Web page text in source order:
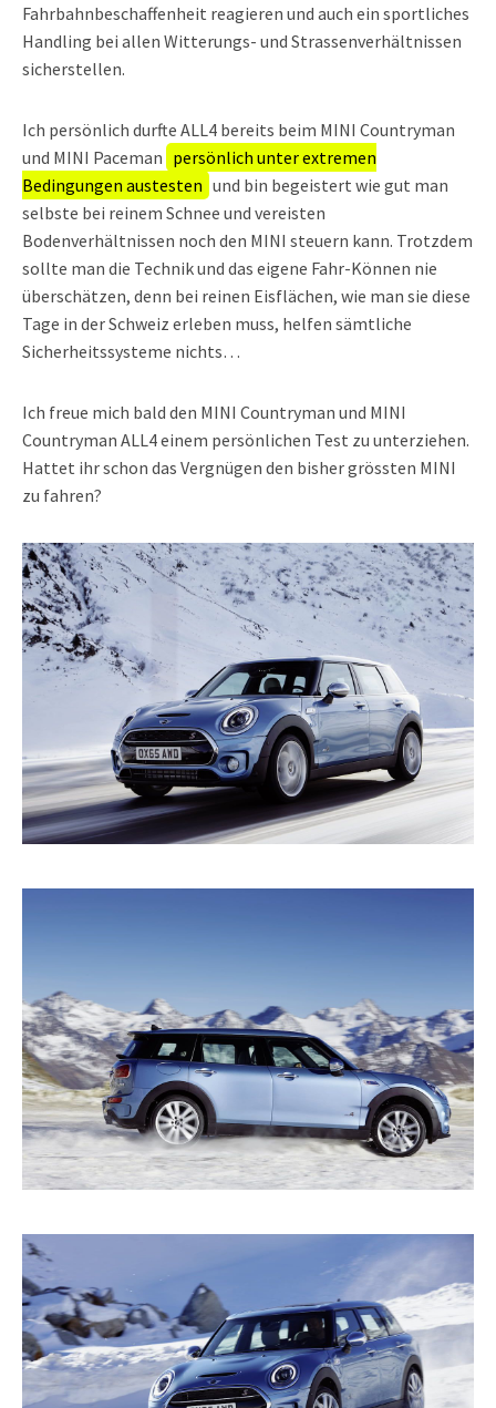
Fahrbahnbeschaffenheit reagieren und auch ein sportliches
Handling bei allen Witterungs- und Strassenverhältnissen
sicherstellen.
Ich persönlich durfte ALL4 bereits beim MINI Countryman
und MINI Paceman persönlich unter extremen
Bedingungen austesten und bin begeistert wie gut man
selbste bei reinem Schnee und vereisten
Bodenverhältnissen noch den MINI steuern kann. Trotzdem
sollte man die Technik und das eigene Fahr-Können nie
überschätzen, denn bei reinen Eisflächen, wie man sie diese
Tage in der Schweiz erleben muss, helfen sämtliche
Sicherheitssysteme nichts…
Ich freue mich bald den MINI Countryman und MINI
Countryman ALL4 einem persönlichen Test zu unterziehen.
Hattet ihr schon das Vergnügen den bisher grössten MINI
zu fahren?